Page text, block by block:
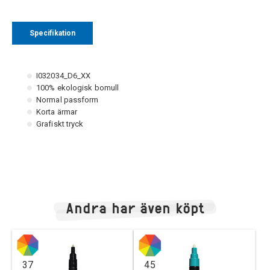
Specifikation
I032034_D6_XX
100% ekologisk bomull
Normal passform
Korta ärmar
Grafiskt tryck
Andra har även köpt
37 45